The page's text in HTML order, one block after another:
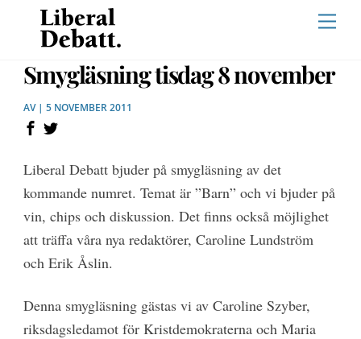
content
Smygläsning tisdag 8 november
AV | 5 NOVEMBER 2011
Liberal Debatt bjuder på smygläsning av det
kommande numret. Temat är ”Barn” och vi bjuder på
vin, chips och diskussion. Det finns också möjlighet
att träffa våra nya redaktörer, Caroline Lundström
och Erik Åslin.
Denna smygläsning gästas vi av Caroline Szyber,
riksdagsledamot för Kristdemokraterna och Maria